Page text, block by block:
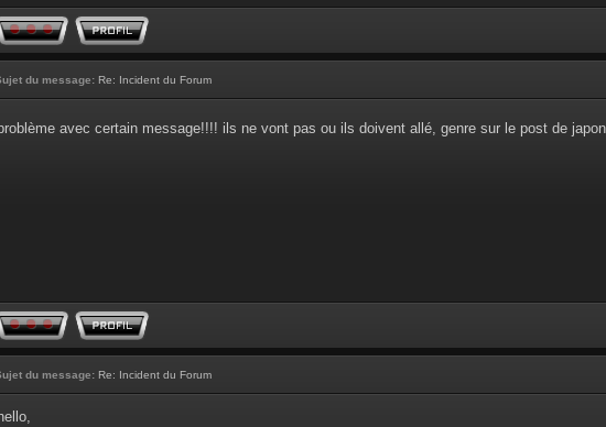
du message: Re: Incident du Forum
avec certain message!!!! ils ne vont pas ou ils doivent allé, genre sur le post de
du message: Re: Incident du Forum
hello,